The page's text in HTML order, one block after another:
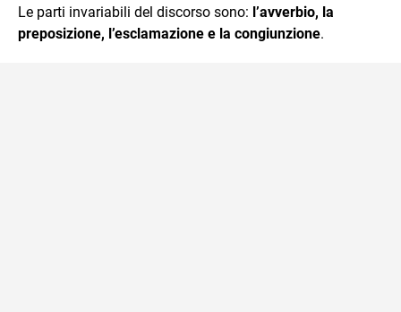
Le parti invariabili del discorso sono: l’avverbio, la
preposizione, l’esclamazione e la congiunzione.